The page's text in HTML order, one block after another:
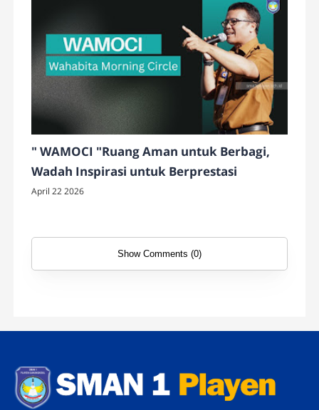
" WAMOCI "Ruang Aman untuk Berbagi,
Wadah Inspirasi untuk Berprestasi
April 22 2026
Show Comments (0)